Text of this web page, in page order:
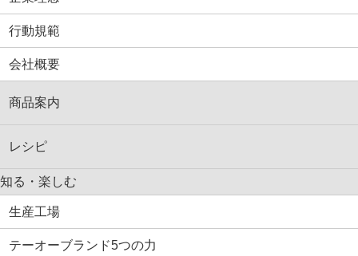
行動規範
会社概要
商品案内
レシピ
知る・楽しむ
生産工場
テーオーブランド5つの力